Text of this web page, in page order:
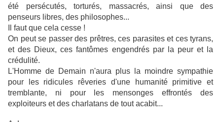
été persécutés, torturés, massacrés, ainsi que des
penseurs libres, des philosophes...
Il faut que cela cesse !
On peut se passer des prêtres, ces parasites et ces tyrans,
et des Dieux, ces fantômes engendrés par la peur et la
crédulité.
L'Homme de Demain n'aura plus la moindre sympathie
pour les ridicules rêveries d'une humanité primitive et
tremblante, ni pour les mensonges effrontés des
exploiteurs et des charlatans de tout acabit...